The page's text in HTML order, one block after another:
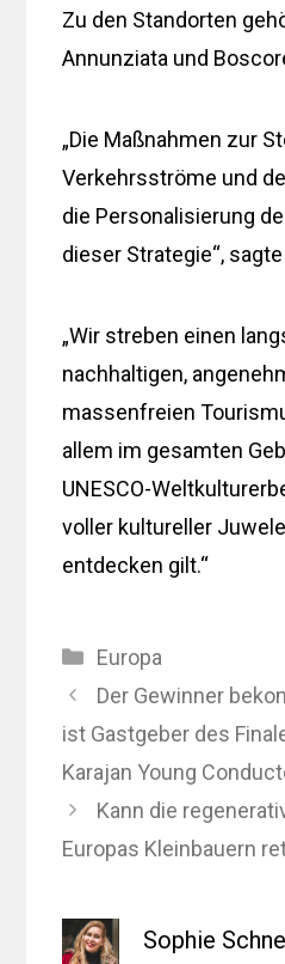
Zu den Standorten
Annunziata und
„Die Maßnahmen zur
Verkehrsströme und
die Personalisierung
dieser Strategie“,
„Wir streben einen
nachhaltigen,
massenfreien
allem im gesamten
UNESCO-
voller kultureller
entdecken gilt.“
Kategorien
Europa
Der Gewinner
ist Gastgeber des
Karajan Young
Kann die
Europas Kleinbauern
Sophie